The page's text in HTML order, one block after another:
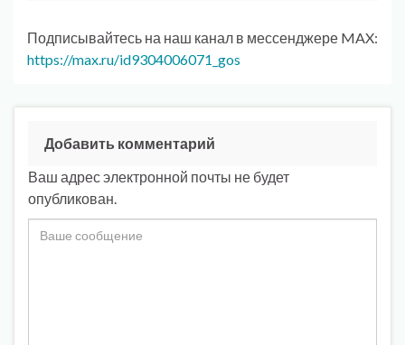
Подписывайтесь на наш канал в мессенджере MAX:
https://max.ru/id9304006071_gos
Добавить комментарий
Ваш адрес электронной почты не будет
опубликован.